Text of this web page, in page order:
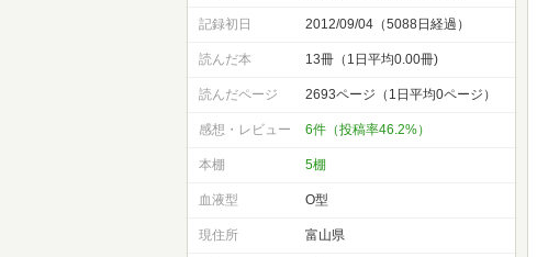
記録初日 2012/09/04（5088日経過）
読んだ本 13冊（1日平均0.00冊)
読んだページ 2693ページ（1日平均0ページ）
感想・レビュー 6件（投稿率46.2%）
本棚 5棚
血液型 O型
現住所 富山県